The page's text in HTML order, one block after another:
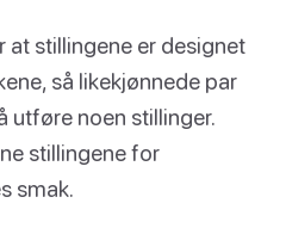
at stillingene er designet
så likekjønnede par
utføre noen stillinger.
stillingene for
smak.